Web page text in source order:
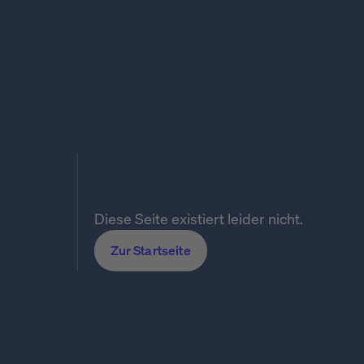
Diese Seite existiert leider nicht.
Zur Startseite